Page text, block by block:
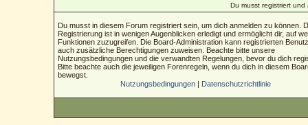
Du musst registriert
Du musst in diesem Forum registriert sein, um dich anmelden zu können.
Registrierung ist in wenigen Augenblicken erledigt und ermöglicht dir, auf
Funktionen zuzugreifen. Die Board-Administration kann registrierten
auch zusätzliche Berechtigungen zuweisen. Beachte bitte unsere
Nutzungsbedingungen und die verwandten Regelungen, bevor du dich
Bitte beachte auch die jeweiligen Forenregeln, wenn du dich in diesem
bewegst.
Nutzungsbedingungen| Datenschutzrichtlinie